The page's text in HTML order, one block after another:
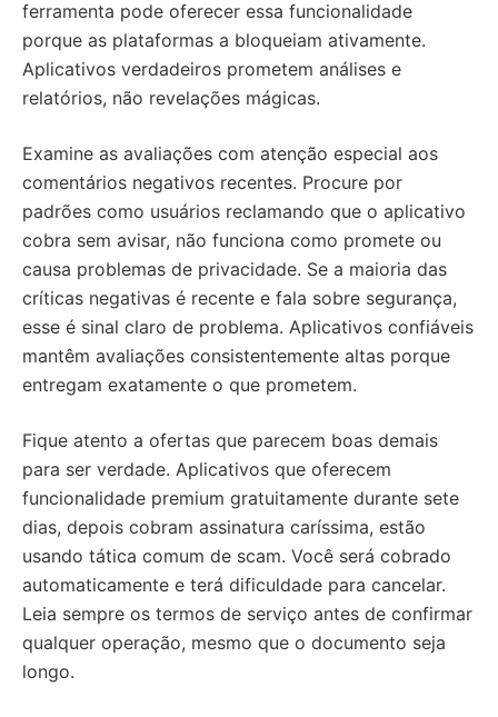
ferramenta pode oferecer essa funcionalidade
porque as plataformas a bloqueiam ativamente.
Aplicativos verdadeiros prometem análises e
relatórios, não revelações mágicas.
Examine as avaliações com atenção especial aos
comentários negativos recentes. Procure por
padrões como usuários reclamando que o aplicativo
cobra sem avisar, não funciona como promete ou
causa problemas de privacidade. Se a maioria das
críticas negativas é recente e fala sobre segurança,
esse é sinal claro de problema. Aplicativos confiáveis
mantêm avaliações consistentemente altas porque
entregam exatamente o que prometem.
Fique atento a ofertas que parecem boas demais
para ser verdade. Aplicativos que oferecem
funcionalidade premium gratuitamente durante sete
dias, depois cobram assinatura caríssima, estão
usando tática comum de scam. Você será cobrado
automaticamente e terá dificuldade para cancelar.
Leia sempre os termos de serviço antes de confirmar
qualquer operação, mesmo que o documento seja
longo.